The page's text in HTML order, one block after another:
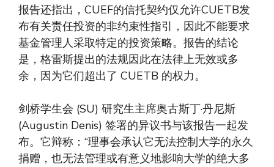
报告还指出，CUEF的信托契约仅允许CUETB发
布有关责任投资的非约束性指引，因此不能要求
基金管理人采取特定的投资策略。报告的结论
是，格雷斯提出的法规因此在法律上无效或多
余，因为它们超出了 CUETB 的权力。
剑桥学生会 (SU) 研究生主席奥古斯丁·丹尼斯
(Augustin Denis) 签署的异议书与该报告一起发
布。它辩称：“理事会承认它无法控制大学的永久
捐赠，也无法管理或有意义地影响大学的绝大多